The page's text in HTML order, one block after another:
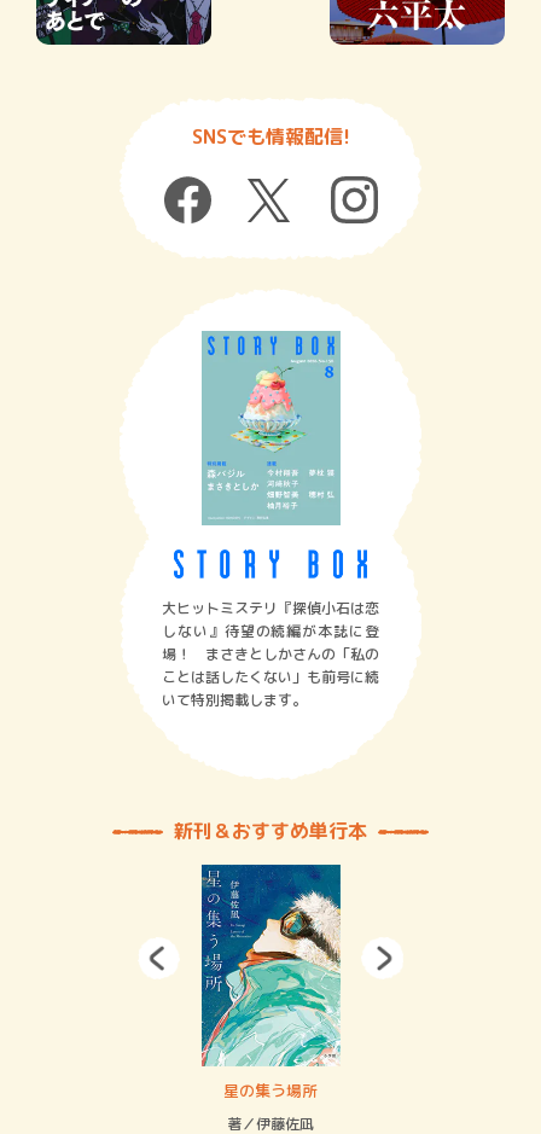
SNSでも情報配信!
大ヒットミステリ『探偵小石は恋
しない』待望の続編が本誌に登
場！ まさきとしかさんの「私の
ことは話したくない」も前号に続
いて特別掲載します。
新刊＆おすすめ単行本
星の集う場所
著／伊藤佐凪